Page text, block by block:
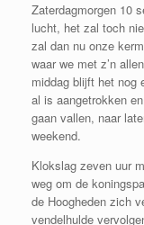
Zaterdagmorgen 10
lucht, het zal toch
zal dan nu onze
waar we met z’n
middag blijft het nog
al is aangetrokken
gaan vallen, naar
weekend.
Klokslag zeven uur
weg om de
de Hoogheden zich
vendelhulde